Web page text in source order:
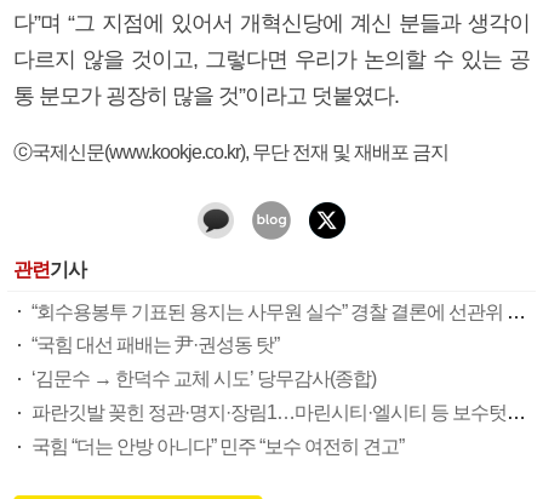
다”며 “그 지점에 있어서 개혁신당에 계신 분들과 생각이
다르지 않을 것이고, 그렇다면 우리가 논의할 수 있는 공
통 분모가 굉장히 많을 것”이라고 덧붙였다.
ⓒ국제신문(www.kookje.co.kr), 무단 전재 및 재배포 금지
관련기사
“회수용봉투 기표된 용지는 사무원 실수” 경찰 결론에 선관위 부실 투표관리 도마(종합)
“국힘 대선 패배는 尹·권성동 탓”
‘김문수 → 한덕수 교체 시도’ 당무감사(종합)
파란깃발 꽂힌 정관·명지·장림1…마린시티·엘시티 등 보수텃밭도 미세변화 감지
국힘 “더는 안방 아니다” 민주 “보수 여전히 견고”